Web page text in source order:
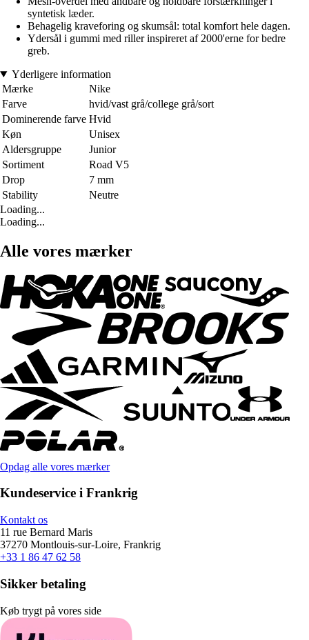
syntetisk læder.
Behagelig kraveforing og skumsål: total komfort hele dagen.
Ydersål i gummi med riller inspireret af 2000'erne for bedre
greb.
Yderligere information
Mærke
Nike
Farve
hvid/vast grå/college grå/sort
Dominerende farve Hvid
Køn
Unisex
Aldersgruppe
Junior
Sortiment
Road V5
Drop
7 mm
Stability
Neutre
Loading...
Loading...
Alle vores mærker
Opdag alle vores mærker
Kundeservice i Frankrig
Kontakt os
11 rue Bernard Maris
37270 Montlouis-sur-Loire, Frankrig
+33 1 86 47 62 58
Sikker betaling
Køb trygt på vores side